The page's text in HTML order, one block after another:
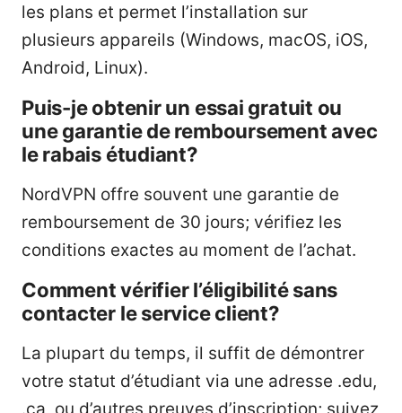
les plans et permet l’installation sur
plusieurs appareils (Windows, macOS, iOS,
Android, Linux).
Puis-je obtenir un essai gratuit ou
une garantie de remboursement avec
le rabais étudiant?
NordVPN offre souvent une garantie de
remboursement de 30 jours; vérifiez les
conditions exactes au moment de l’achat.
Comment vérifier l’éligibilité sans
contacter le service client?
La plupart du temps, il suffit de démontrer
votre statut d’étudiant via une adresse .edu,
.ca, ou d’autres preuves d’inscription; suivez